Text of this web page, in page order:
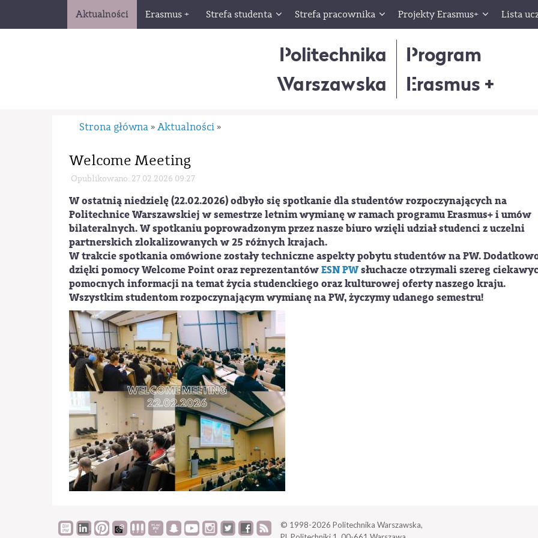
Aktualności Erasmus + Strefa studenta Strefa pracownika Projekty Erasmus+ Lista
Politechnika
Warszawska
Program
Erasmus +
Strona główna » Aktualności »
Welcome Meeting
Opublikowano: 27.02.2026 09:27
W ostatnią niedzielę (22.02.2026) odbyło się spotkanie dla studentów rozpoczynających na
Politechnice Warszawskiej w semestrze letnim wymianę w ramach programu Erasmus+ i umów
bilateralnych. W spotkaniu poprowadzonym przez nasze biuro wzięli udział studenci z uczelni
partnerskich zlokalizowanych w 25 różnych krajach.
W trakcie spotkania omówione zostały techniczne aspekty pobytu studentów na PW.
dzięki pomocy Welcome Point oraz reprezentantówESN PWsłuchacze otrzymali szereg
pomocnych informacji na temat życia studenckiego oraz kulturowej oferty naszego kraju.
Wszystkim studentom rozpoczynającym wymianę na PW, życzymy udanego semestru!
© 1998-2026 Politechnika Warszawska,